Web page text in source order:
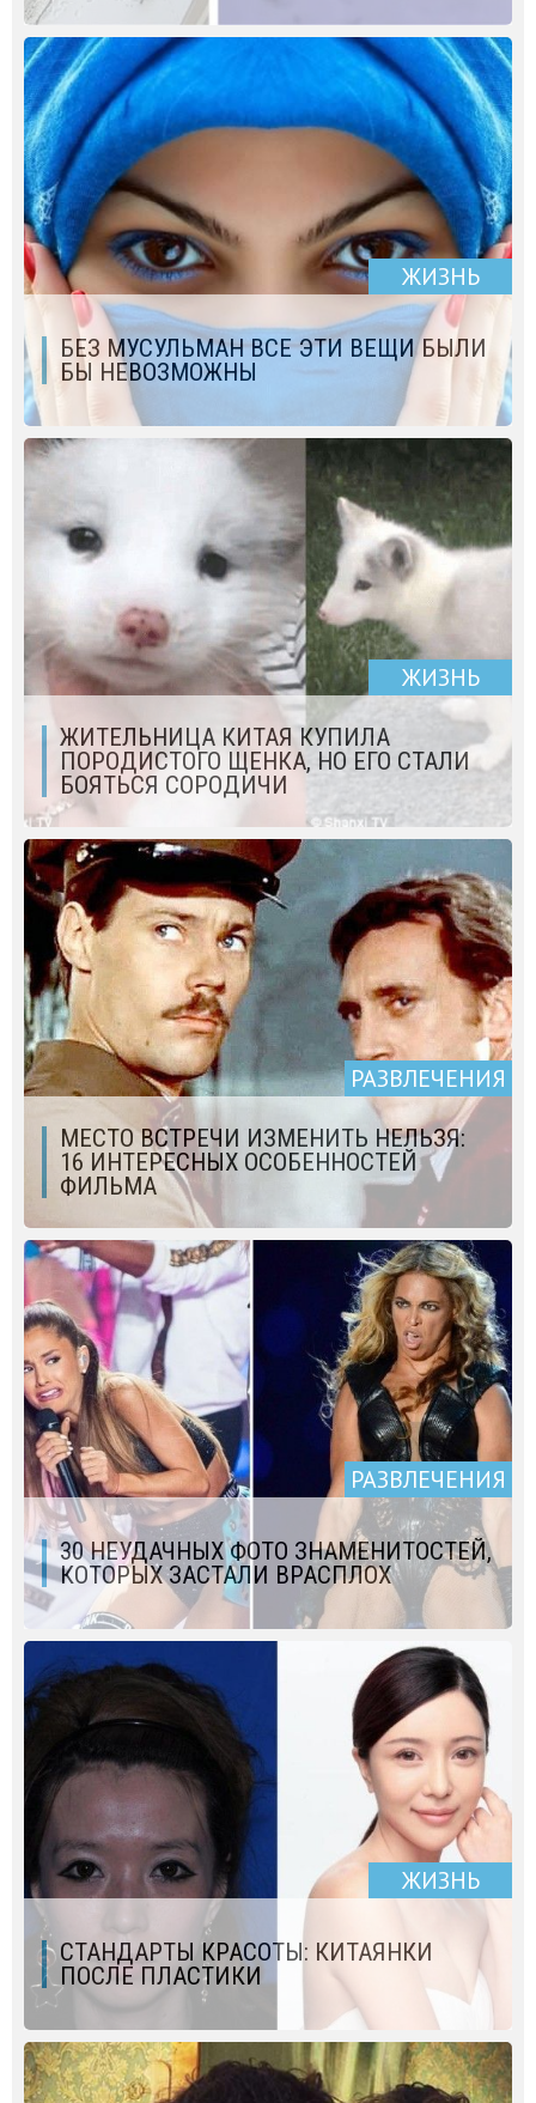
ЖИЗНЬ
БЕЗ МУСУЛЬМАН ВСЕ ЭТИ ВЕЩИ БЫЛИ
БЫ НЕВОЗМОЖНЫ
ЖИЗНЬ
ЖИТЕЛЬНИЦА КИТАЯ КУПИЛА
ПОРОДИСТОГО ЩЕНКА, НО ЕГО СТАЛИ
БОЯТЬСЯ СОРОДИЧИ
РАЗВЛЕЧЕНИЯ
МЕСТО ВСТРЕЧИ ИЗМЕНИТЬ НЕЛЬЗЯ:
16 ИНТЕРЕСНЫХ ОСОБЕННОСТЕЙ
ФИЛЬМА
РАЗВЛЕЧЕНИЯ
30 НЕУДАЧНЫХ ФОТО ЗНАМЕНИТОСТЕЙ,
КОТОРЫХ ЗАСТАЛИ ВРАСПЛОХ
ЖИЗНЬ
СТАНДАРТЫ КРАСОТЫ: КИТАЯНКИ
ПОСЛЕ ПЛАСТИКИ